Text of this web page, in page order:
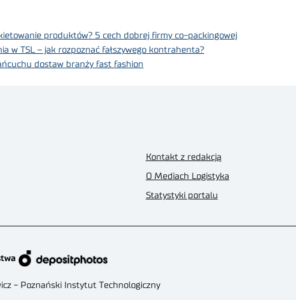
produktów? 5 cech dobrej firmy co-packingowej
w TSL – jak rozpoznać fałszywego kontrahenta?
dostaw branży fast fashion
Kontakt z redakcją
O Mediach Logistyka
Statystyki portalu
- Poznański Instytut Technologiczny